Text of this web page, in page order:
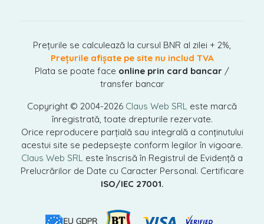
Prețurile se calculează la cursul BNR al zilei + 2%,
Prețurile afișate pe site nu includ TVA
Plata se poate face online prin card bancar /
transfer bancar
Copyright © 2004-2026 Claus Web SRL este marcă
înregistrată, toate drepturile rezervate.
Orice reproducere parțială sau integrală a conținutului
acestui site se pedepsește conform legilor în vigoare.
Claus Web SRL este înscrisă în Registrul de Evidență a
Prelucrărilor de Date cu Caracter Personal. Certificare
ISO/IEC 27001.